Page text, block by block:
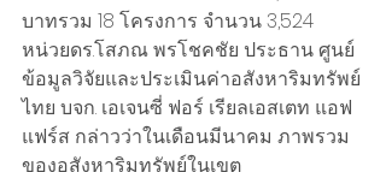
บาทรวม 18 โครงการ จำนวน 3,524
หน่วยดร.โสภณ พรโชคชัย ประธาน ศูนย์
ข้อมูลวิจัยและประเมินค่าอสังหาริมทรัพย์
ไทย บจก. เอเจนซี่ ฟอร์ เรียลเอสเตท แอฟ
แฟร์ส กล่าวว่าในเดือนมีนาคม ภาพรวม
ของอสังหาริมทรัพย์ในเขต